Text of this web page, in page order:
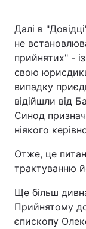
Далі в
не
прийнятих" -
свою
випадку
відійшли від
Синод
ніякого
Отже, це
трактуванню
Ще більш
Прийнятому
єпископу